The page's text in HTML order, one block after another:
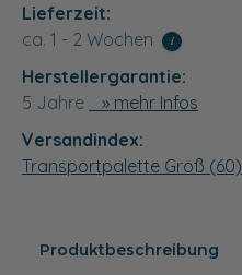
Lieferzeit:
ca. 1 - 2 Wochen
i
Herstellergarantie:
5 Jahre
» mehr Infos
Versandindex:
Transportpalette Groß (60)
Produktbeschreibung